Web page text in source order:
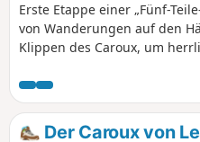
Erste Etappe einer „Fünf-
von Wanderungen auf den
Klippen des Caroux, um
mineralischen Welt aus
Felsvorsprüngen und Graten
genießen. Die
Der Caroux von